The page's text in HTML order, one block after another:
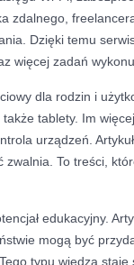
zdalnego,
Dzięki temu
więcej zadań
dla rodzin i
tablety. Im
urządzeń.
To treści,
edukacyjny.
mogą być
typu wiedza